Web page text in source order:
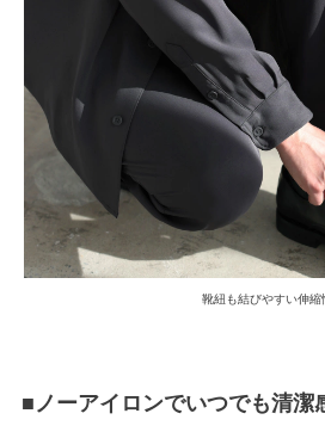
靴紐も結びやすい伸縮
■ノーアイロンでいつでも清潔